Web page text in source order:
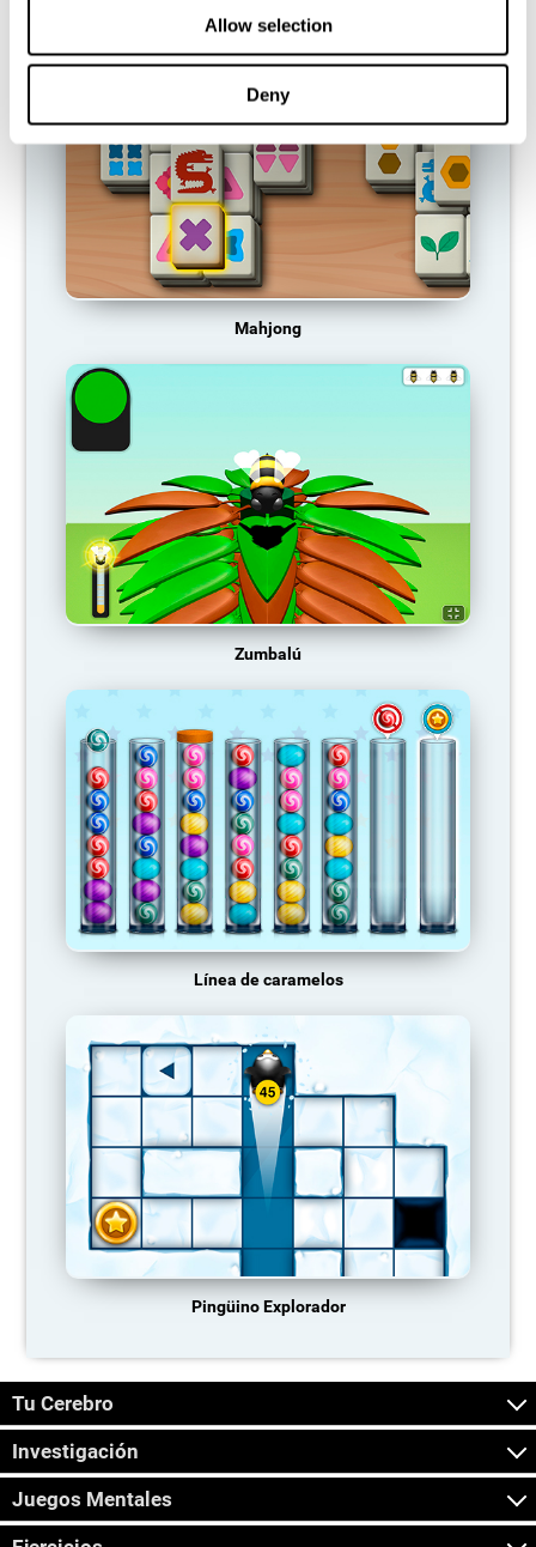
Allow selection
Deny
Mahjong
Zumbalú
Línea de caramelos
Pingüino Explorador
Tu Cerebro
Investigación
Juegos Mentales